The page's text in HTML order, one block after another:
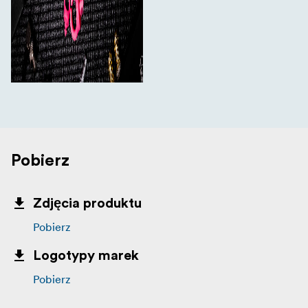
Pobierz
Zdjęcia produktu
Pobierz
Logotypy marek
Pobierz